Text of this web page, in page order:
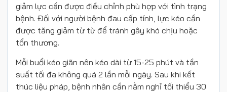
giảm lực cần được điều chỉnh phù hợp với tình trạng
bệnh. Đối với người bệnh đau cấp tính, lực kéo cần
được tăng giảm từ từ để tránh gây khó chịu hoặc
tổn thương.
Mỗi buổi kéo giãn nên kéo dài từ 15-25 phút và tần
suất tối đa không quá 2 lần mỗi ngày. Sau khi kết
thúc liệu pháp, bệnh nhân cần nằm nghỉ tối thiểu 30